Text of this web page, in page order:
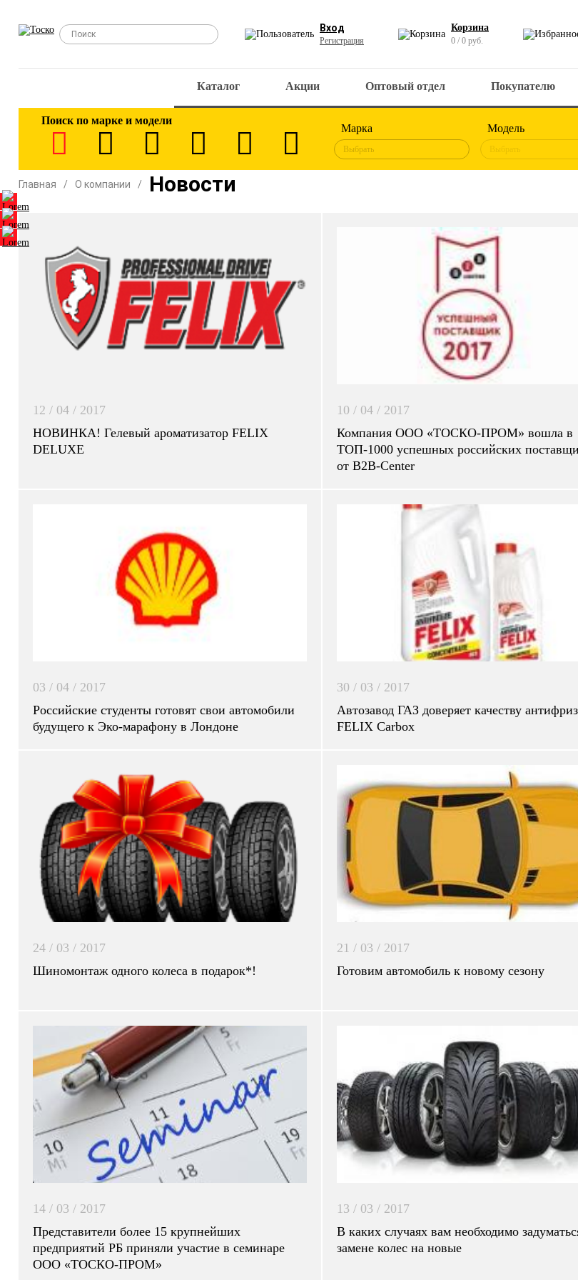
Вход
Регистрация
Корзина
0 / 0 руб.
Каталог Акции Оптовый отдел Покупателю
Поиск по марке и модели
Марка
Выбрать
Модель
Выбрать
Главная О компании Новости
12 / 04 / 2017
НОВИНКА! Гелевый ароматизатор FELIX
DELUXE
10 / 04 / 2017
Компания ООО «ТОСКО-ПРОМ» вошла в
ТОП-1000 успешных российских
от B2B-Center
03 / 04 / 2017
Российские студенты готовят свои автомобили
будущего к Эко-марафону в Лондоне
30 / 03 / 2017
Автозавод ГАЗ доверяет качеству
FELIX Carbox
24 / 03 / 2017
Шиномонтаж одного колеса в подарок*!
21 / 03 / 2017
Готовим автомобиль к новому сезону
14 / 03 / 2017
Представители более 15 крупнейших
предприятий РБ приняли участие в семинаре
ООО «ТОСКО-ПРОМ»
13 / 03 / 2017
В каких случаях вам необходимо
замене колес на новые